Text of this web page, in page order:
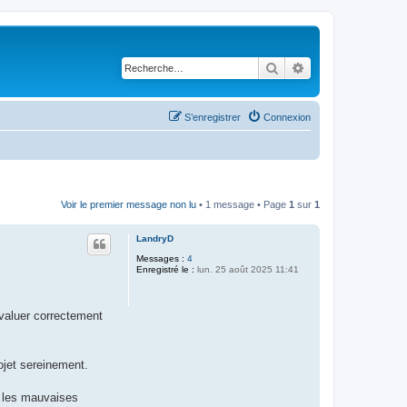
Rechercher
Connexion
S’enregistrer
Voir le premier message non lu • 1 message • Page 1 sur 1
LandryD
Messages : 4
Enregistré le : lun. 25 août 2025 11:41
correctement
sereinement.
mauvaises